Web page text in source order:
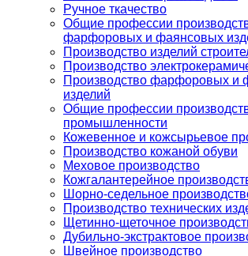
Ручное ткачество
Общие профессии
фарфоровых и фаянсовых
Производство изделий
Производство
Производство фарфоровых и
изделий
Общие профессии
промышленности
Кожевенное и кожсырьевое
Производство кожаной обуви
Меховое производство
Кожгалантерейное
Шорно-седельное
Производство технических
Щетинно-щеточное
Дубильно-экстрактовое
Швейное производство